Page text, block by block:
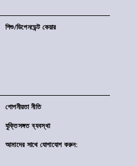
শিশু/ডিপেনডেন্ট কেয়ার
গোপনীয়তা নীতি
যুক্তিসঙ্গত ব্যবস্থা
আমাদের সাথে যোগাযোগ করুন: